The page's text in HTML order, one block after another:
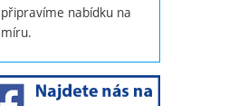
připravíme nabídku na
míru.